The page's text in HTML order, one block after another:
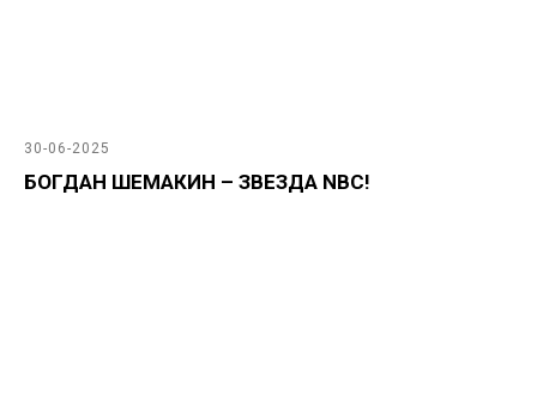
30-06-2025
БОГДАН ШЕМАКИН – ЗВЕЗДА NBC!